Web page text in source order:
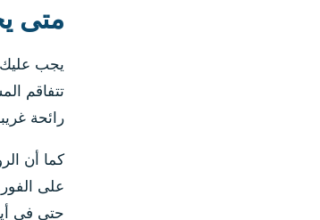
متى
تتفاقم
رائحة
كما أن
على
حتى في